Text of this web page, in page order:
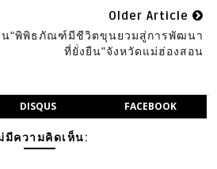
Older Article
น“พิพิธภัณฑ์มีชีวิตขุนยวมสู่การพัฒนา
ที่ยั่งยืน”จังหวัดแม่ฮ่องสอน
DISQUS FACEBOOK
มีความคิดเห็น: